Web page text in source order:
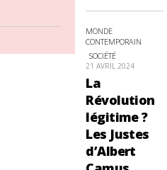
MONDE
CONTEMPORAIN
SOCIÉTÉ
21 AVRIL 2024
La
Révolution
légitime ?
Les Justes
d’Albert